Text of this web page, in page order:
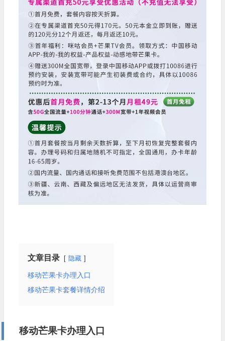
文章目录 隐藏
移动芒果卡办理入口
移动芒果卡套餐详情介绍
移动芒果卡办理入口